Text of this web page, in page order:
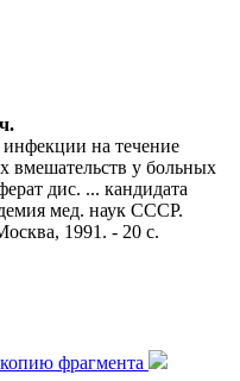
на течение
вмешательств у больных
дис. ... кандидата
мед. наук СССР.
1991. - 20 с.
копию фрагмента